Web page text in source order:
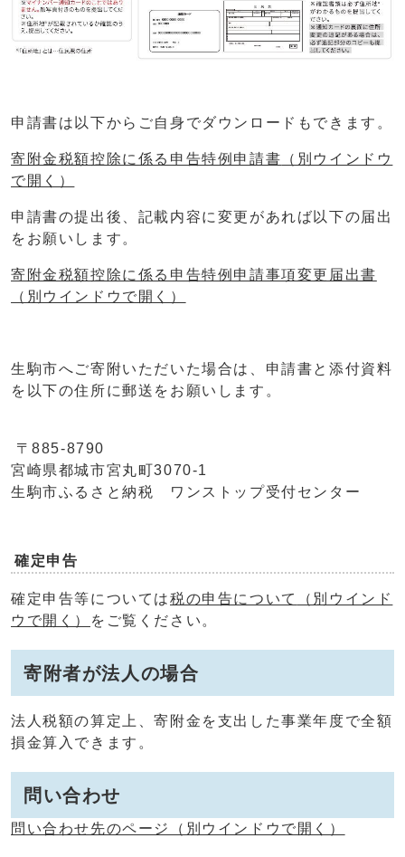
申請書は以下からご自身でダウンロードもできます。
寄附金税額控除に係る申告特例申請書 （別ウインドウ
で開く）
申請書の提出後、記載内容に変更があれば以下の届出
をお願いします。
寄附金税額控除に係る申告特例申請事項変更届出書
（別ウインドウで開く）
生駒市へご寄附いただいた場合は、申請書と添付資料
を以下の住所に郵送をお願いします。
〒885-8790
宮崎県都城市宮丸町3070-1
生駒市ふるさと納税 ワンストップ受付センター
確定申告
確定申告等については税の申告について
（別ウインド
ウで開く）
をご覧ください。
寄附者が法人の場合
法人税額の算定上、寄附金を支出した事業年度で全額
損金算入できます。
問い合わせ
問い合わせ先のページ （別ウインドウで開く）